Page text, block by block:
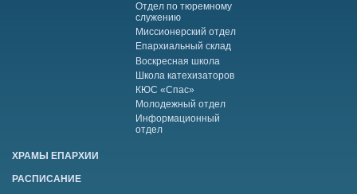
Отдел по тюремному
служению
Миссионерский отдел
Епархиальный склад
Воскресная школа
Школа катехизаторов
КЮС «Спас»
Молодежный отдел
Информационный
отдел
ХРАМЫ ЕПАРХИИ
РАСПИСАНИЕ